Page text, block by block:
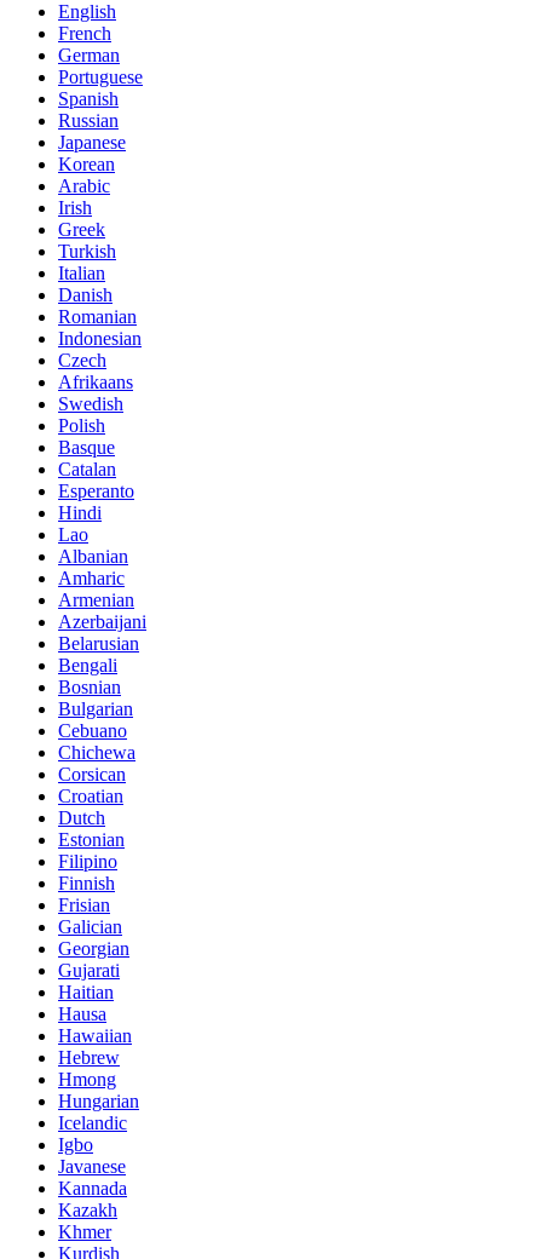
English
French
German
Portuguese
Spanish
Russian
Japanese
Korean
Arabic
Irish
Greek
Turkish
Italian
Danish
Romanian
Indonesian
Czech
Afrikaans
Swedish
Polish
Basque
Catalan
Esperanto
Hindi
Lao
Albanian
Amharic
Armenian
Azerbaijani
Belarusian
Bengali
Bosnian
Bulgarian
Cebuano
Chichewa
Corsican
Croatian
Dutch
Estonian
Filipino
Finnish
Frisian
Galician
Georgian
Gujarati
Haitian
Hausa
Hawaiian
Hebrew
Hmong
Hungarian
Icelandic
Igbo
Javanese
Kannada
Kazakh
Khmer
Kurdish